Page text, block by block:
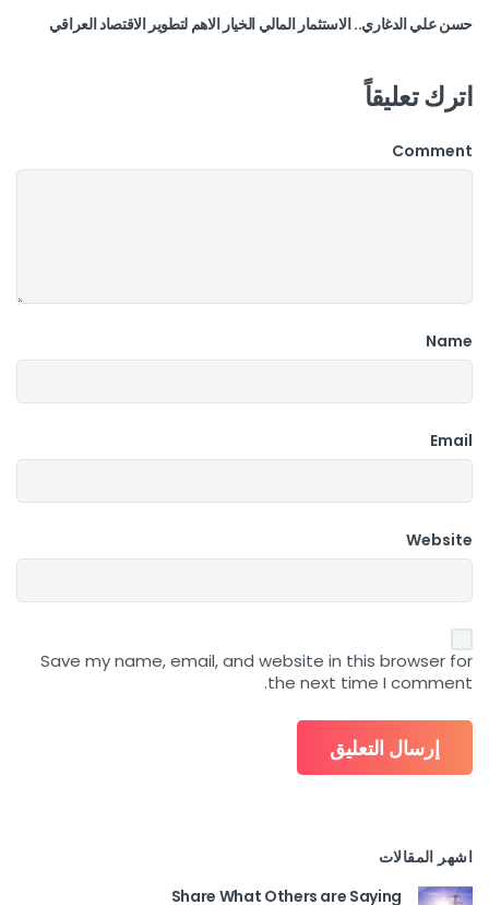
حسن علي الدغاري.. الاستثمار المالي الخيار الاهم لتطوير الاقتصاد العراقي
اترك تعليقاً
Comment
Name
Email
Website
Save my name, email, and website in this browser for
the next time I comment.
اشهر المقالات
Share What Others are Saying